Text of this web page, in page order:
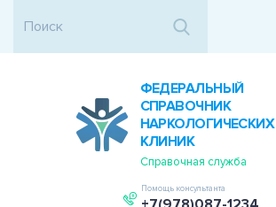
ФЕДЕРАЛЬНЫЙ
СПРАВОЧНИК
НАРКОЛОГИЧЕСКИХ
КЛИНИК
Справочная служба
Помощь консультанта